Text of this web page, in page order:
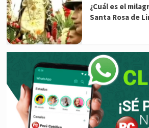
¿Cuál es el
Santa Rosa de